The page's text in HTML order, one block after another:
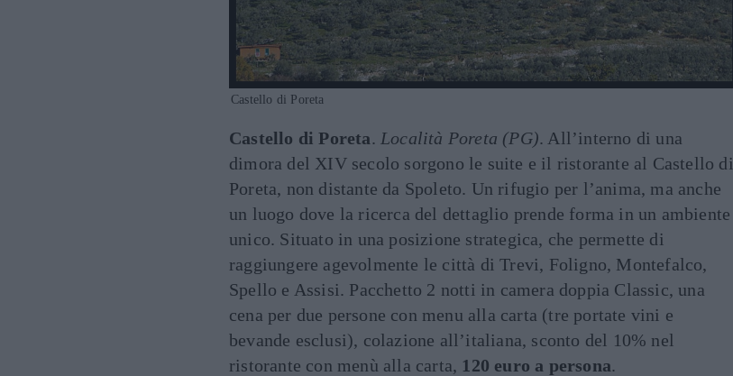
Castello di Poreta
Castello di Poreta. Località Poreta (PG). All’interno di una
dimora del XIV secolo sorgono le suite e il ristorante al Castello di
Poreta, non distante da Spoleto. Un rifugio per l’anima, ma anche
un luogo dove la ricerca del dettaglio prende forma in un ambiente
unico. Situato in una posizione strategica, che permette di
raggiungere agevolmente le città di Trevi, Foligno, Montefalco,
Spello e Assisi. Pacchetto 2 notti in camera doppia Classic, una
cena per due persone con menu alla carta (tre portate vini e
bevande esclusi), colazione all’italiana, sconto del 10% nel
ristorante con menù alla carta, 120 euro a persona.